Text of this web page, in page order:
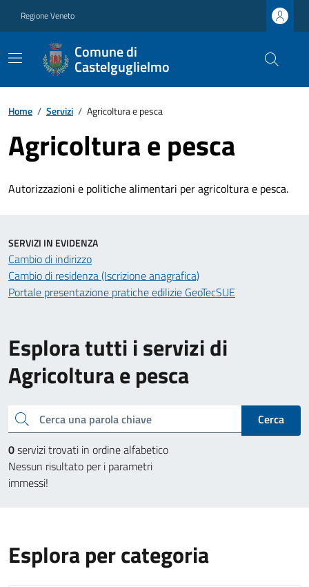
Regione Veneto
Comune di
Castelguglielmo
Home / Servizi / Agricoltura e pesca
Agricoltura e pesca
Autorizzazioni e politiche alimentari per agricoltura e pesca.
Esplora tutti i servizi di
Agricoltura e pesca
Cerca una parola chiave
Cerca
0servizi trovati in ordine alfabetico
Nessun risultato per i parametri
immessi!
SERVIZI IN EVIDENZA
Cambio di indirizzo
Cambio di residenza (Iscrizione anagrafica)
Portale presentazione pratiche edilizie GeoTecSUE
Esplora per categoria